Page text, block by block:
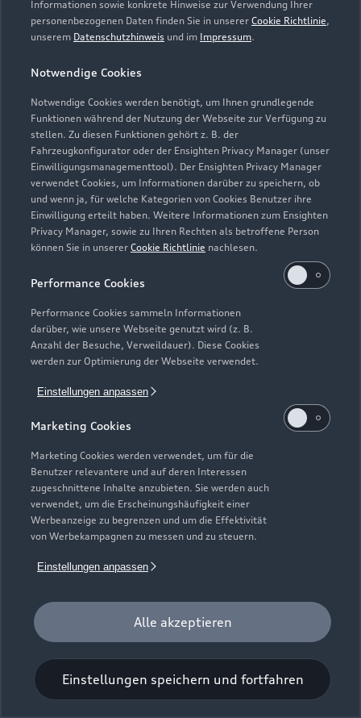
Informationen sowie konkrete Hinweise zur Verwendung Ihrer
personenbezogenen Daten finden Sie in unserer Cookie Richtlinie,
unserem Datenschutzhinweis und im Impressum.
Notwendige Cookies
Notwendige Cookies werden benötigt, um Ihnen grundlegende
Funktionen während der Nutzung der Webseite zur Verfügung zu
stellen. Zu diesen Funktionen gehört z. B. der
Fahrzeugkonfigurator oder der Ensighten Privacy Manager (unser
Einwilligungsmanagementtool). Der Ensighten Privacy Manager
verwendet Cookies, um Informationen darüber zu speichern, ob
und wenn ja, für welche Kategorien von Cookies Benutzer ihre
Einwilligung erteilt haben. Weitere Informationen zum Ensighten
Privacy Manager, sowie zu Ihren Rechten als betroffene Person
können Sie in unserer Cookie Richtlinie nachlesen.
Performance Cookies
Performance Cookies sammeln Informationen
darüber, wie unsere Webseite genutzt wird (z. B.
Anzahl der Besuche, Verweildauer). Diese Cookies
werden zur Optimierung der Webseite verwendet.
Einstellungen anpassen
Marketing Cookies
Marketing Cookies werden verwendet, um für die
Benutzer relevantere und auf deren Interessen
zugeschnittene Inhalte anzubieten. Sie werden auch
verwendet, um die Erscheinungshäufigkeit einer
Werbeanzeige zu begrenzen und um die Effektivität
von Werbekampagnen zu messen und zu steuern.
Einstellungen anpassen
Alle akzeptieren
Einstellungen speichern und fortfahren
Lederpflege-Set
Praktisches Set zur intensiven Reinigung und
Pflege von Leder und Kunstleder.
Zur Audi Shopping World
Universal-Reinigungstuch
Für einen glänzenden Eindruck.
Zur Audi Shopping World